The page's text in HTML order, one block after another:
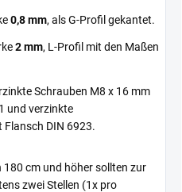
0,8 mm, als G-Profil gekantet.
2 mm, L-Profil mit den Maßen
Schrauben M8 x 16 mm
und verzinkte
DIN 6923.
180 cm und höher sollten zur
zwei Stellen (1x pro